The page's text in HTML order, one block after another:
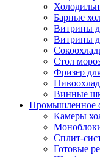
Барные
Витрины
Витрины
Стол
Фризер
Винные
Промышленное
Камеры
Сплит-
Готовые